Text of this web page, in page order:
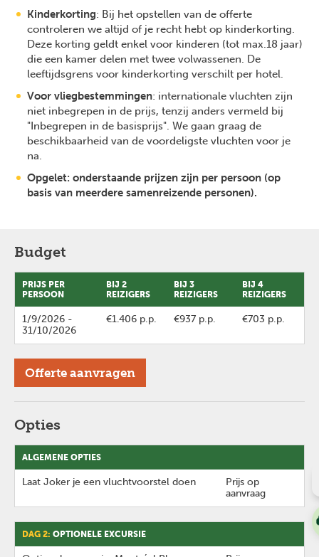
Kinderkorting: Bij het opstellen van de offerte
controleren we altijd of je recht hebt op kinderkorting.
Deze korting geldt enkel voor kinderen (tot max.18 jaar)
die een kamer delen met twee volwassenen. De
leeftijdsgrens voor kinderkorting verschilt per hotel.
Voor vliegbestemmingen: internationale vluchten zijn
niet inbegrepen in de prijs, tenzij anders vermeld bij
"Inbegrepen in de basisprijs". We gaan graag de
beschikbaarheid van de voordeligste vluchten voor je
na.
Opgelet: onderstaande prijzen zijn per persoon (op
basis van meerdere samenreizende personen).
Budget
PRIJS PER
PERSOON
BIJ 2
REIZIGERS
BIJ 3
REIZIGERS
BIJ 4
REIZIGERS
1/9/2026 -
31/10/2026
€1.406 p.p. €937 p.p. €703 p.p.
Offerte aanvragen
Opties
ALGEMENE OPTIES
Laat Joker je een vluchtvoorstel doen
Prijs op
aanvraag
DAG 2: OPTIONELE EXCURSIE